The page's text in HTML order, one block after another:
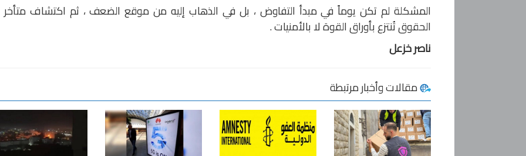
المشكلة لم تكن يوماً في مبدأ التفاوض ، بل في الذهاب إليه من موقع الضعف ، ثم اكتشاف متأخر
الحقوق تُنتزع بأوراق القوة لا بالأمنيات .
ناصر خزعل
مقالات وأخبار مرتبطة